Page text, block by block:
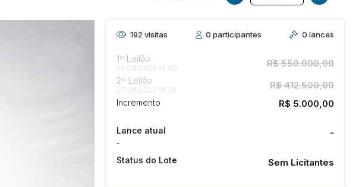
192 visitas 0participantes 0 lances
1º Leilão
27/08/2025 14:00 R$ 550.000,00
2º Leilão
27/08/2025 14:30 R$ 412.500,00
Incremento R$ 5.000,00
Lance atual
-
-
Status do Lote Sem Licitantes